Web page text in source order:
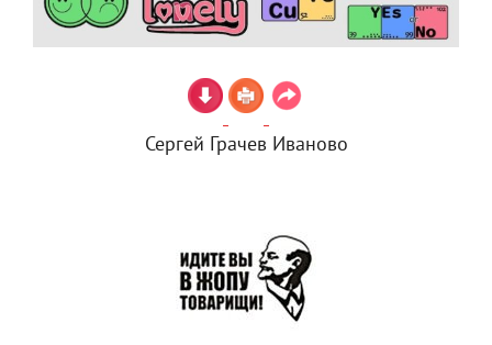
Сергей Грачев Иваново